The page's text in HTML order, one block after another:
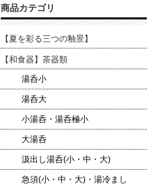
商品カテゴリ
【夏を彩る三つの釉景】
【和食器】茶器類
湯呑小
湯呑大
小湯呑・湯呑極小
大湯呑
汲出し湯呑(小・中・大)
急須(小・中・大)・湯冷まし